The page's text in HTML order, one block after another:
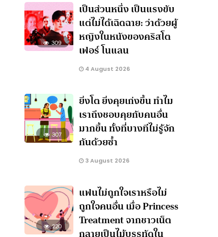
309
เป็นส่วนหนึ่ง เป็นแรงขับ
แต่ไม่ได้เฉิดฉาย: ว่าด้วยผู้
หญิงในหนังของคริสโต
เฟอร์ โนแลน
4 August 2026
307
ยิ่งโต ยิ่งคุยเก่งขึ้น ทำไม
เราถึงชอบคุยกับคนอื่น
มากขึ้น ทั้งที่บางทีไม่รู้จัก
กันด้วยซ้ำ
3 August 2026
220
แฟนไม่ถูกใจเราหรือไม่
ถูกใจคนอื่น เมื่อ Princess
Treatment จากชาวเน็ต